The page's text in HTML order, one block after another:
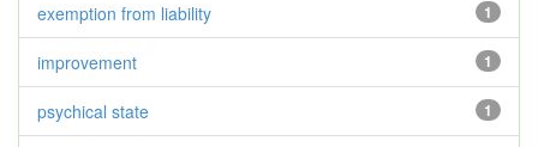
1
exemption from liability
1
improvement
1
psychical state